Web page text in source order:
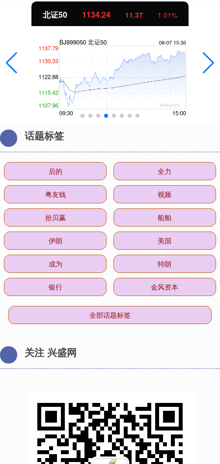
北证50 1134.24 11.37 1.01%
话题标签
后的 全力
粤友钱 视频
拾贝赢 船舶
伊朗 美国
成为 特朗
银行 金风资本
全部话题标签
关注 兴盛网